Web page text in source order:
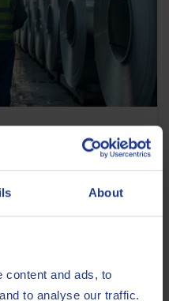
About
content and ads, to
to analyse our traffic.
di laminazione?